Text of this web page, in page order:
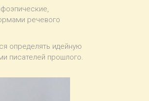
речевого
определять идейную
писателей прошлого.